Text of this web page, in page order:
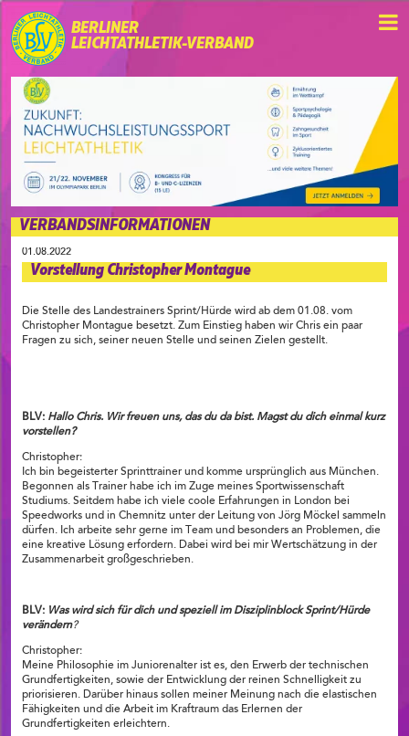
BERLINER
LEICHTATHLETIK-VERBAND
VERBANDSINFORMATIONEN
01.08.2022
Vorstellung Christopher Montague
Die Stelle des Landestrainers Sprint/Hürde wird ab dem 01.08. vom
Christopher Montague besetzt. Zum Einstieg haben wir Chris ein paar
Fragen zu sich, seiner neuen Stelle und seinen Zielen gestellt.
BLV: Hallo Chris. Wir freuen uns, das du da bist. Magst du dich einmal kurz
vorstellen?
Christopher:
Ich bin begeisterter Sprinttrainer und komme ursprünglich aus München.
Begonnen als Trainer habe ich im Zuge meines Sportwissenschaft
Studiums. Seitdem habe ich viele coole Erfahrungen in London bei
Speedworks und in Chemnitz unter der Leitung von Jörg Möckel sammeln
dürfen. Ich arbeite sehr gerne im Team und besonders an Problemen, die
eine kreative Lösung erfordern. Dabei wird bei mir Wertschätzung in der
Zusammenarbeit großgeschrieben.
BLV: Was wird sich für dich und speziell im Disziplinblock Sprint/Hürde
verändern?
Christopher:
Meine Philosophie im Juniorenalter ist es, den Erwerb der technischen
Grundfertigkeiten, sowie der Entwicklung der reinen Schnelligkeit zu
priorisieren. Darüber hinaus sollen meiner Meinung nach die elastischen
Fähigkeiten und die Arbeit im Kraftraum das Erlernen der
Grundfertigkeiten erleichtern.